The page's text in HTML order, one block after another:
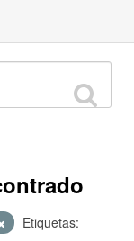
Etiquetas: